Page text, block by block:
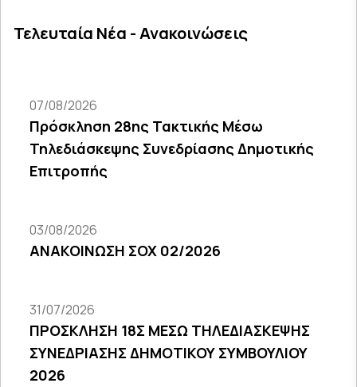
Τελευταία Νέα - Ανακοινώσεις
07/08/2026
Πρόσκληση 28ης Τακτικής Μέσω
Τηλεδιάσκεψης Συνεδρίασης Δημοτικής
Επιτροπής
03/08/2026
ΑΝΑΚΟΙΝΩΣΗ ΣΟΧ 02/2026
31/07/2026
ΠΡΟΣΚΛΗΣΗ 18Σ ΜΕΣΩ ΤΗΛΕΔΙΑΣΚΕΨΗΣ
ΣΥΝΕΔΡΙΑΣΗΣ ΔΗΜΟΤΙΚΟΥ ΣΥΜΒΟΥΛΙΟΥ
2026